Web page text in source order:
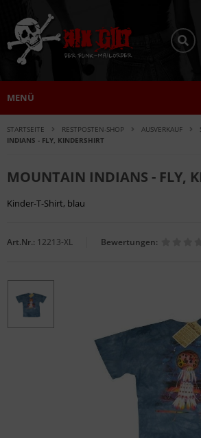
MENÜ
STARTSEITE RESTPOSTEN-SHOP AUSVERKAUF
INDIANS - FLY, KINDERSHIRT
MOUNTAIN INDIANS - FLY,
Kinder-T-Shirt, blau
Art.Nr.: 12213-XL Bewertungen: